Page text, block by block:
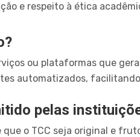
e respeito à ética
ou plataformas que
automatizados,
pelas
o TCC seja original e